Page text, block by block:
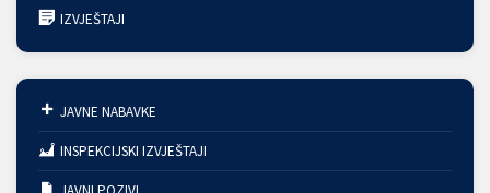
IZVJEŠTAJI
JAVNE NABAVKE
INSPEKCIJSKI IZVJEŠTAJI